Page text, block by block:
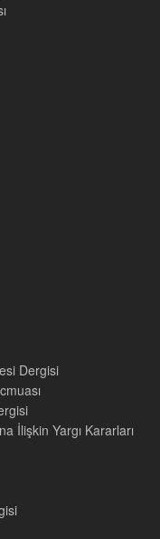
Dergisi
İlişkin Yargı Kararları